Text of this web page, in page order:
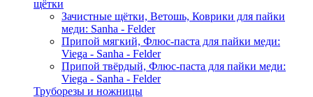
щётки
Зачистные щётки, Ветошь, Коврики для пайки
меди: Sanha - Felder
Припой мягкий, Флюс-паста для пайки меди:
Viega - Sanha - Felder
Припой твёрдый, Флюс-паста для пайки меди:
Viega - Sanha - Felder
Труборезы и ножницы